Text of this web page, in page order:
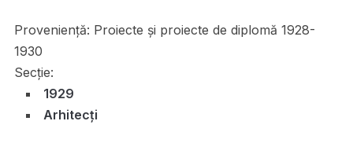
Proveniență: Proiecte și proiecte de diplomă 1928-
1930
Secție:
1929
Arhitecți